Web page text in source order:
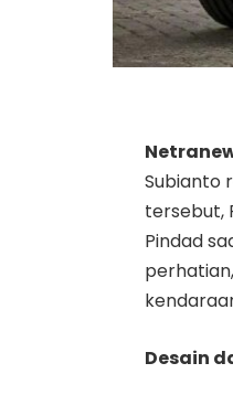
Subianto
tersebut,
Pindad
Desain